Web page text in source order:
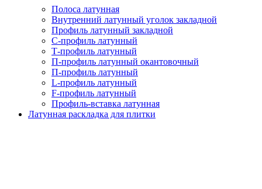
Полоса латунная
Внутренний латунный уголок закладной
Профиль латунный закладной
С-профиль латунный
Т-профиль латунный
П-профиль латунный окантовочный
П-профиль латунный
L-профиль латунный
F-профиль латунный
Профиль-вставка латунная
Латунная раскладка для плитки